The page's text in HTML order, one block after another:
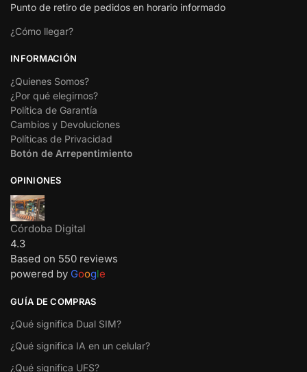
Punto de retiro de pedidos en horario informado
¿Cómo llegar?
INFORMACIÓN
¿Quienes Somos?
¿Por qué elegirnos?
Política de Garantía
Cambios y Devoluciones
Políticas de Privacidad
Botón de Arrepentimiento
OPINIONES
Córdoba Digital
4.3
Based on 550 reviews
powered by Google
GUÍA DE COMPRAS
¿Qué significa Dual SIM?
¿Qué significa IA en un celular?
¿Qué significa UFS?